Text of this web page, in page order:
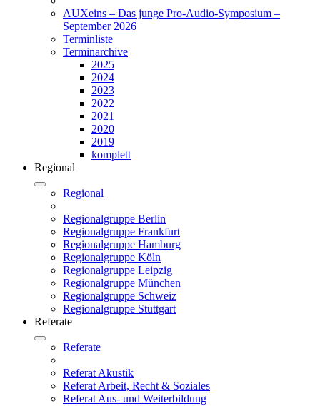
AUXeins – Das junge Pro-Audio-Symposium –
September 2026
Terminliste
Terminarchive
2025
2024
2023
2022
2021
2020
2019
komplett
Regional
Regional
Regionalgruppe Berlin
Regionalgruppe Frankfurt
Regionalgruppe Hamburg
Regionalgruppe Köln
Regionalgruppe Leipzig
Regionalgruppe München
Regionalgruppe Schweiz
Regionalgruppe Stuttgart
Referate
Referate
Referat Akustik
Referat Arbeit, Recht & Soziales
Referat Aus- und Weiterbildung